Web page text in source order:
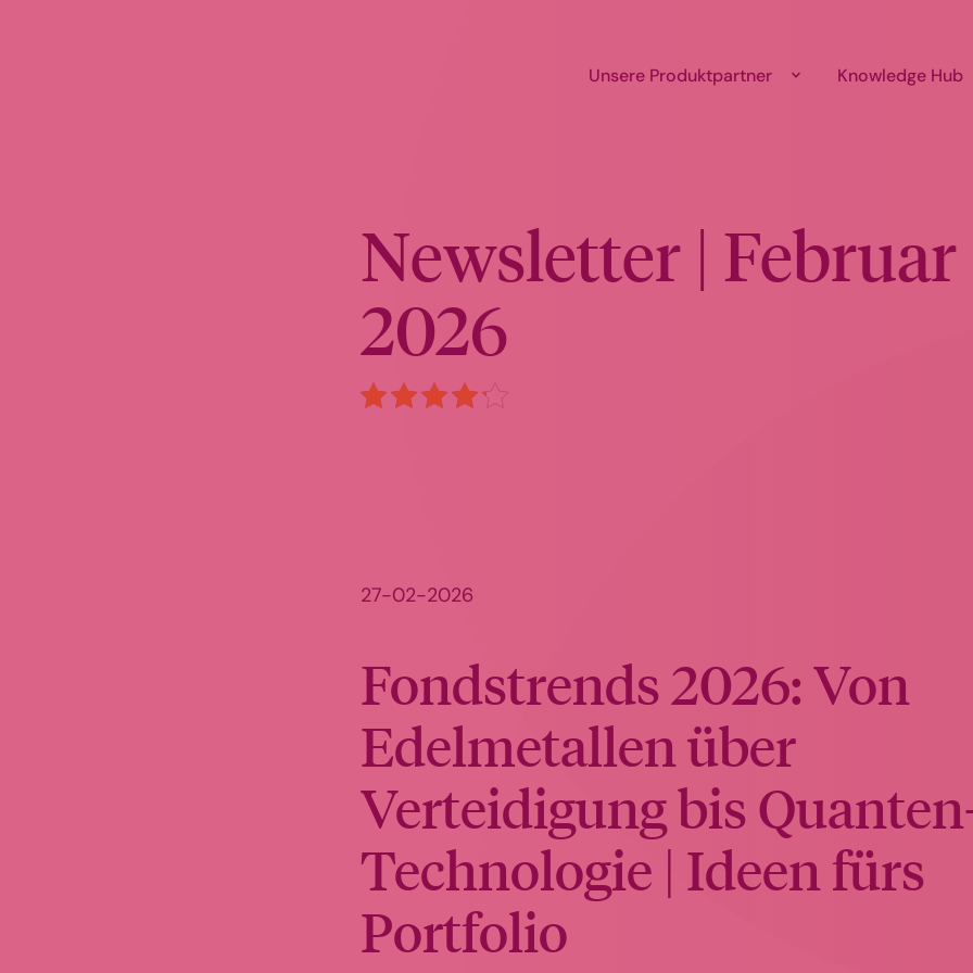
Unsere Produktpartner Knowledge Hub
Newsletter | Februar
2026
27-02-2026
Fondstrends 2026: Von
Edelmetallen über
Verteidigung bis
Technologie | Ideen fürs
Portfolio